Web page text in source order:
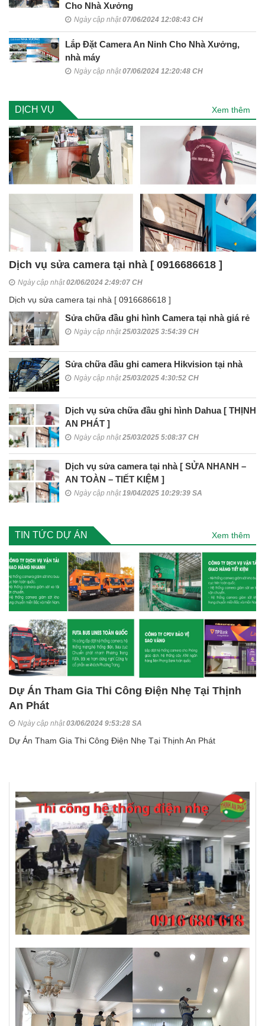
Cho Nhà Xưởng
Ngày cập nhật07/06/2024 12:08:43 CH
Lắp Đặt Camera An Ninh Cho Nhà Xưởng,
nhà máy
Ngày cập nhật07/06/2024 12:20:48 CH
DỊCH VỤ Xem thêm
Dịch vụ sửa camera tại nhà [ 0916686618 ]
Ngày cập nhật02/06/2024 2:49:07 CH
Dịch vụ sửa camera tại nhà [ 0916686618 ]
Sửa chữa đầu ghi hình Camera tại nhà giá rẻ
Ngày cập nhật25/03/2025 3:54:39 CH
Sửa chữa đầu ghi camera Hikvision tại nhà
Ngày cập nhật25/03/2025 4:30:52 CH
Dịch vụ sửa chữa đầu ghi hình Dahua [ THỊNH
AN PHÁT ]
Ngày cập nhật25/03/2025 5:08:37 CH
Dịch vụ sửa camera tại nhà [ SỬA NHANH –
AN TOÀN – TIẾT KIỆM ]
Ngày cập nhật 19/04/2025 10:29:39 SA
TIN TỨC DỰ ÁN Xem thêm
Dự Án Tham Gia Thi Công Điện Nhẹ Tại Thịnh
An Phát
Ngày cập nhật03/06/2024 9:53:28 SA
Dự Án Tham Gia Thi Công Điện Nhẹ Tại Thịnh An Phát